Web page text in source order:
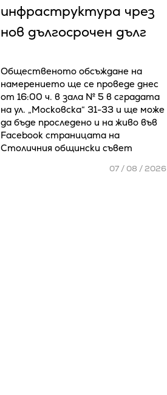
инфраструктура чрез
нов дългосрочен дълг
Общественото обсъждане на
намерението ще се проведе днес
от 16:00 ч. в зала № 5 в сградата
на ул. „Московска“ 31-33 и ще може
да бъде проследено и на живо във
Facebook страницата на
Столичния общински съвет
07 / 08 / 2026